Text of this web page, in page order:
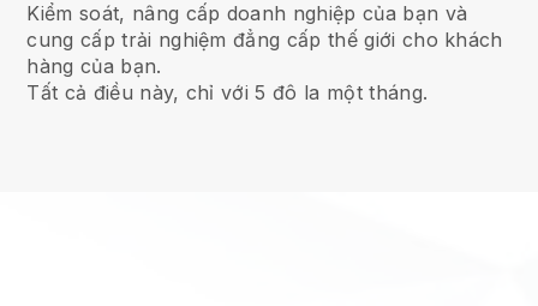
Kiểm soát, nâng cấp doanh nghiệp của bạn và
cung cấp trải nghiệm đẳng cấp thế giới cho khách
hàng của bạn.
Tất cả điều này, chỉ với 5 đô la một tháng.